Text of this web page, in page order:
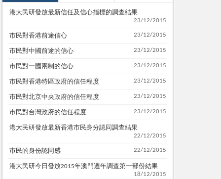
港大民研發放最新信任及信心指標的調查結果
23/12/2015
市民對香港前途信心 23/12/2015
市民對中國前途的信心 23/12/2015
市民對一國兩制的信心 23/12/2015
市民對香港特區政府的信任程度 23/12/2015
市民對北京中央政府的信任程度 23/12/2015
市民對台灣政府的信任程度 23/12/2015
港大民研發放最新香港市民身分認同調查結果
22/12/2015
巿民的身份認同感 22/12/2015
港大民研今日發放2015年澳門週年調查第一部份結果
18/12/2015